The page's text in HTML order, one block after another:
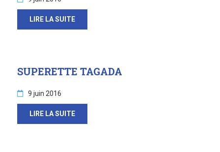
LIRE LA SUITE
SUPERETTE TAGADA
9 juin 2016
LIRE LA SUITE